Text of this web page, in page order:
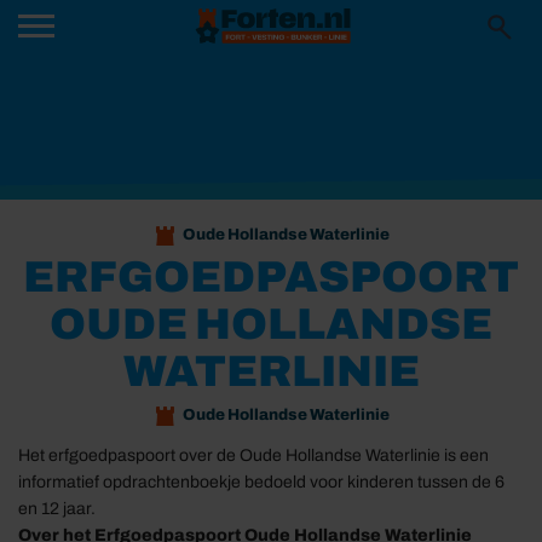
Oude Hollandse Waterlinie
ERFGOEDPASPOORT
OUDE HOLLANDSE
WATERLINIE
Oude Hollandse Waterlinie
Het erfgoedpaspoort over de Oude Hollandse Waterlinie is een
informatief opdrachtenboekje bedoeld voor kinderen tussen de 6
en 12 jaar.
Over het Erfgoedpaspoort Oude Hollandse Waterlinie